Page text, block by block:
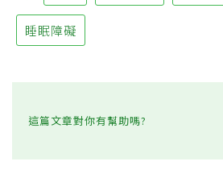
睡眠障礙
這篇文章對你有幫助嗎?